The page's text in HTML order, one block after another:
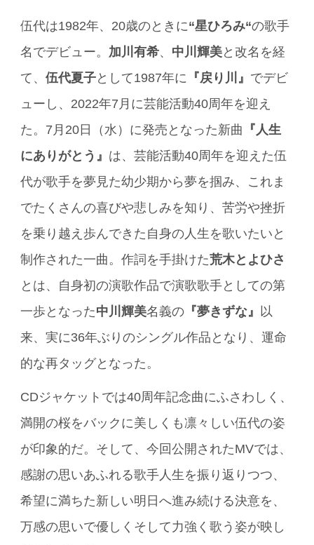
伍代は1982年、20歳のときに“星ひろみ“の歌手
名でデビュー。 加川有希、 中川輝美と改名を経
て、伍代夏子として1987年に 『戻り川』 でデビ
ューし、2022年7月に芸能活動40周年を迎え
た。7月20日（水）に発売となった新曲
『人生
にありがとう』 は、芸能活動40周年を迎えた伍
代が歌手を夢見た幼少期から夢を掴み、これま
でたくさんの喜びや悲しみを知り、苦労や挫折
を乗り越え歩んできた自身の人生を歌いたいと
制作された一曲。作詞を手掛けた荒木とよひさ
とは、自身初の演歌作品で演歌歌手としての第
一歩となった中川輝美名義の 『夢きずな』
以
来、実に36年ぶりのシングル作品となり、運命
的な再タッグとなった。
CDジャケットでは40周年記念曲にふさわしく、
満開の桜をバックに美しくも凛々しい伍代の姿
が印象的だ。そして、今回公開されたMVでは、
感謝の思いあふれる歌手人生を振り返りつつ、
希望に満ちた新しい明日へ進み続ける決意を、
万感の思いで優しくそして力強く歌う姿が映し